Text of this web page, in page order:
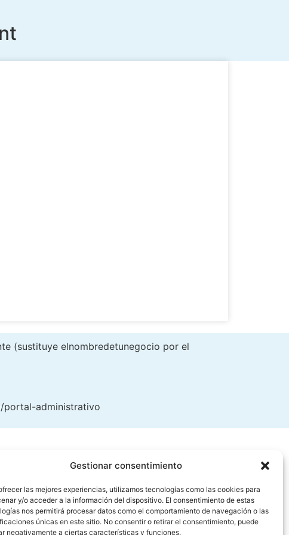
Gestionar consentimiento
las mejores experiencias, utilizamos tecnologías como las cookies para
y/o acceder a la información del dispositivo. El consentimiento de estas
nos permitirá procesar datos como el comportamiento de navegación o las
únicas en este sitio. No consentir o retirar el consentimiento, puede
negativamente a ciertas características y funciones.
(sustituye elnombredetunegocio por el
portal-administrativo